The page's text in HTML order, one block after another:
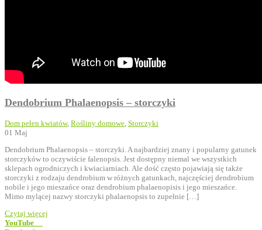
Dendobrium Phalaenopsis – storczyki
Dom pełen kwiatów, Rośliny domowe, Storczyki
01 Maj
Dendobrium Phalaenopsis – storczyki. A najbardziej znany i popularny gatunek
storczyków to oczywiście falenopsis. Jest dostępny niemal we wszystkich
sklepach ogrodniczych i kwiaciarniach. Ale dość często pojawiają się także
storczyki z rodzaju dendrobium w różnych gatunkach, najczęściej dendrobium
nobile i jego mieszańce oraz dendrobium phalaenopisis i jego mieszańce.
Mimo mylącej nazwy storczyki phalaenopsis to zupełnie […]
Czytaj więcej
YouTube